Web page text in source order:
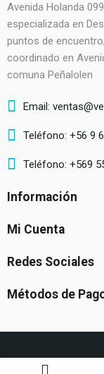
Avenida Holanda
especializada en
puntos de
coordinado en
comuna Peñalolen
Email:
Teléfono: +56 9
Teléfono: +569
Información
Mi Cuenta
Redes Sociales
Métodos de